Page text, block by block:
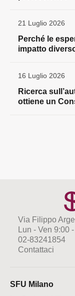
21 Luglio 2026
Perché le
impatto
16 Luglio 2026
Ricerca
ottiene un
Via Filippo
Lun - Ven 9:00
02-83241854
Contattaci
SFU Milano